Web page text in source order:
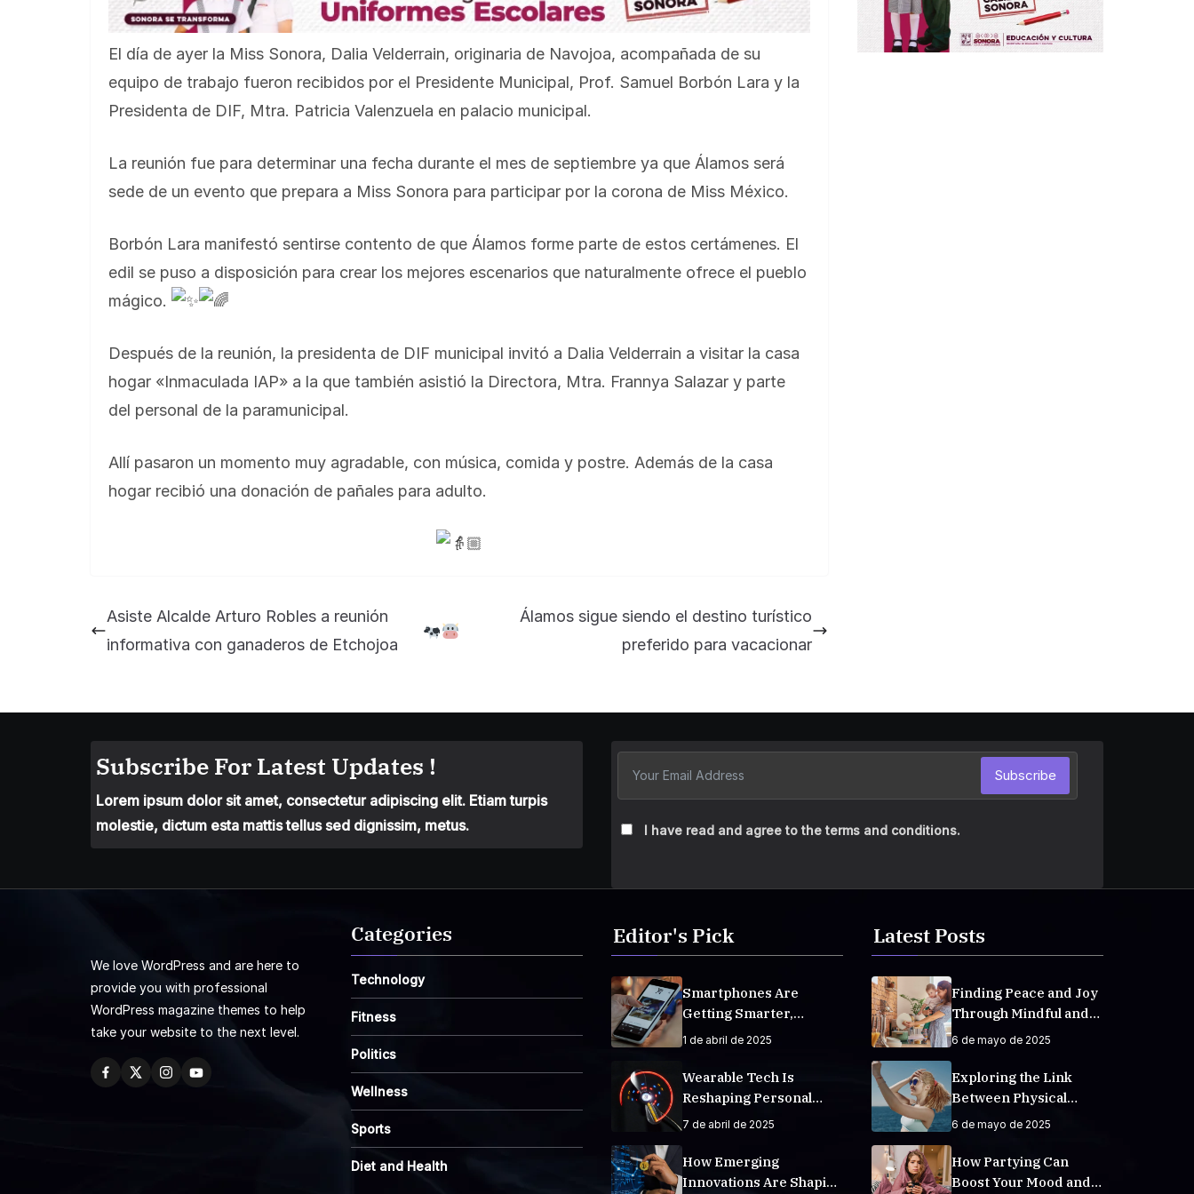
El día de ayer la Miss Sonora, Dalia Velderrain, originaria de Navojoa, acompañada de su
equipo de trabajo fueron recibidos por el Presidente Municipal, Prof. Samuel Borbón Lara y la
Presidenta de DIF, Mtra. Patricia Valenzuela en palacio municipal.
La reunión fue para determinar una fecha durante el mes de septiembre ya que Álamos será
sede de un evento que prepara a Miss Sonora para participar por la corona de Miss México.
Borbón Lara manifestó sentirse contento de que Álamos forme parte de estos certámenes. El
edil se puso a disposición para crear los mejores escenarios que naturalmente ofrece el pueblo
mágico.
Después de la reunión, la presidenta de DIF municipal invitó a Dalia Velderrain a visitar la casa
hogar «Inmaculada IAP» a la que también asistió la Directora, Mtra. Frannya Salazar y parte
del personal de la paramunicipal.
Allí pasaron un momento muy agradable, con música, comida y postre. Además de la casa
hogar recibió una donación de pañales para adulto.
Asiste Alcalde Arturo Robles a reunión
informativa con ganaderos de Etchojoa
Álamos sigue siendo el destino turístico
preferido para vacacionar
Subscribe For Latest Updates !
Lorem ipsum dolor sit amet, consectetur adipiscing elit. Etiam turpis
molestie, dictum esta mattis tellus sed dignissim, metus.
I have read and agree to the terms and conditions.
Subscribe
We love WordPress and are here to
provide you with professional
WordPress magazine themes to help
take your website to the next level.
Categories
Technology
Fitness
Politics
Wellness
Sports
Diet and Health
Editor's Pick
Smartphones Are
Getting Smarter,
Integrating AI Everyday
1 de abril de 2025
Wearable Tech Is
Reshaping Personal
Fitness Tracking
7 de abril de 2025
How Emerging
Innovations Are Shaping
Latest Posts
Finding Peace and Joy
Through Mindful and
Empathetic Practices
6 de mayo de 2025
Exploring the Link
Between Physical
Fitness and Mental
6 de mayo de 2025
How Partying Can
Boost Your Mood and